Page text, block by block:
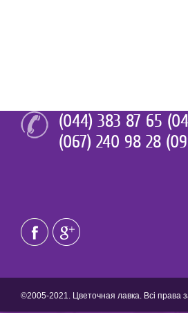
(044) 383 87 65
(067) 240 98 28
©2005-2021. Цветочная лавка. Всі права